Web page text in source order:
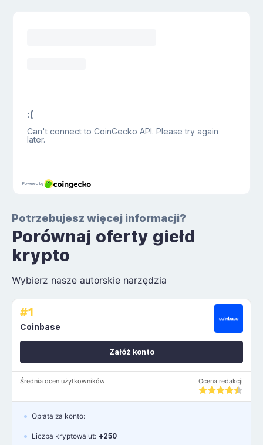
Potrzebujesz więcej informacji?
Porównaj oferty giełd
krypto
Wybierz nasze autorskie narzędzia
#1
Coinbase
Średnia ocen użytkowników Ocena redakcji
Załóż konto
Opłata za konto:
Liczba kryptowalut: +250